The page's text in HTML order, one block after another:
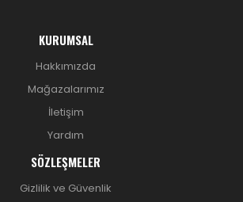
KURUMSAL
Hakkımızda
Mağazalarımız
İletişim
Yardım
SÖZLEŞMELER
Gizlilik ve Güvenlik